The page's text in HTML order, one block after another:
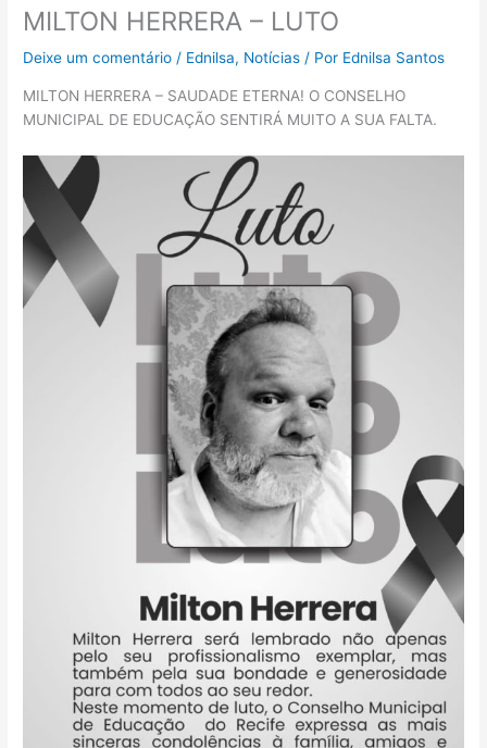
MILTON HERRERA – LUTO
Deixe um comentário / Ednilsa, Notícias / Por Ednilsa Santos
MILTON HERRERA – SAUDADE ETERNA! O CONSELHO
MUNICIPAL DE EDUCAÇÃO SENTIRÁ MUITO A SUA FALTA.